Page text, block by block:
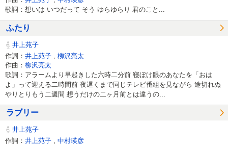
歌詞：想いは いつだって そう ゆらゆらり 君のこと...
ふたり
井上苑子
作詞： 井上苑子
柳沢亮太
作曲： 柳沢亮太
歌詞：アラームより早起きした六時二分前 寝ぼけ眼のあなたを「おは
よ」って迎える二時間前 夜遅くまで同じテレビ番組を見ながら 途切れぬ
やりとりもう二週間 想うだけの二ヶ月前とは違うの...
ラブリー
井上苑子
作詞： 井上苑子
中村瑛彦